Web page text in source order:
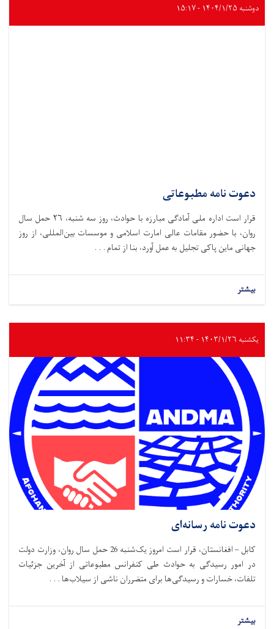
دوشنبه ۱۴۰۴/۱/۲۵ - ۱۵:۱۷
دعوت نامه مطبوعاتی
قرار است اداره ملی آمادگی مبارزه با حوادث،‌ روز سه شنبه، ۲۶ حمل سال
روان، با حضور مقامات عالی امارت اسلامی و موسسات بین‌المللی، از روز
جهانی ماین پاکی تجلیل به عمل آورد، بنا از تمام . . .
بیشتر
یکشنبه ۱۴۰۳/۱/۲۶ - ۱۱:۳۴
دعوت نامه رسانه‌ای
کابل – افغانستان، قرار است امروز یک‌شنبه 26 حمل سال روان، وزارت دولت
در امور رسیدگی به حوادث طی کنفرانس مطبوعاتی از آخرین جزئیات
تلفات، خسارات و رسیدگی‌ها برای متضرران ناشی از سیلاب‌ها . . .
بیشتر